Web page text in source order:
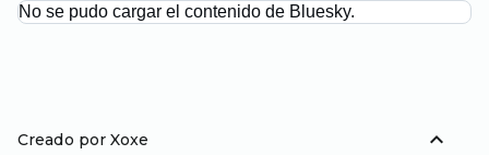
No se pudo cargar el contenido de Bluesky.
Creado por Xoxe expand_less